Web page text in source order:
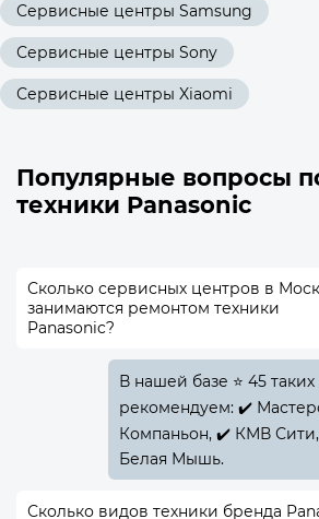
Сервисные центры Samsung
Сервисные центры Sony
Сервисные центры Xiaomi
Популярные вопросы
техники Panasonic
Сколько сервисных центров в
занимаются ремонтом техники
Panasonic?
В нашей базе ⭐ 45
рекомендуем: ✔️
Компаньон, ✔️ КМВ
Белая Мышь.
Сколько видов техники бренда